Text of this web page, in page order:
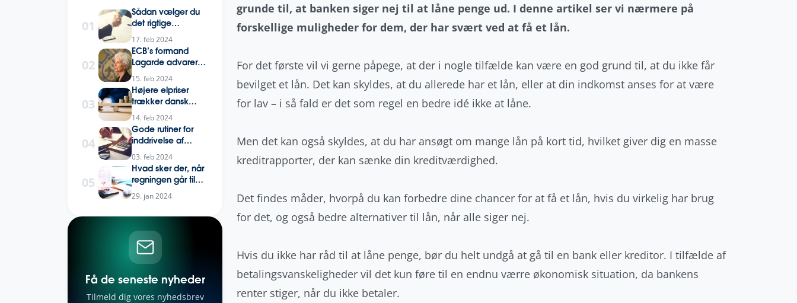
01
Sådan vælger du
det rigtige
inkassobureau til
din virksomhed
17. feb 2024
02
ECB’s formand
Lagarde advarer
mod forhastet
rentenedsættelser
15. feb 2024
03
Højere elpriser
trækker dansk
inflation op
14. feb 2024
04
Gode rutiner for
inddrivelse af
udestående
03. feb 2024
05
Hvad sker der, når
regningen går til
inkasso?
29. jan 2024
Få de seneste nyheder
Tilmeld dig vores nyhedsbrev
grunde til, at banken siger nej til at låne penge ud. I denne artikel ser vi nærmere på
forskellige muligheder for dem, der har svært ved at få et lån.
For det første vil vi gerne påpege, at der i nogle tilfælde kan være en god grund til, at du ikke får
bevilget et lån. Det kan skyldes, at du allerede har et lån, eller at din indkomst anses for at være
for lav – i så fald er det som regel en bedre idé ikke at låne.
Men det kan også skyldes, at du har ansøgt om mange lån på kort tid, hvilket giver dig en masse
kreditrapporter, der kan sænke din kreditværdighed.
Det findes måder, hvorpå du kan forbedre dine chancer for at få et lån, hvis du virkelig har brug
for det, og også bedre alternativer til lån, når alle siger nej.
Hvis du ikke har råd til at låne penge, bør du helt undgå at gå til en bank eller kreditor. I tilfælde af
betalingsvanskeligheder vil det kun føre til en endnu værre økonomisk situation, da bankens
renter stiger, når du ikke betaler.